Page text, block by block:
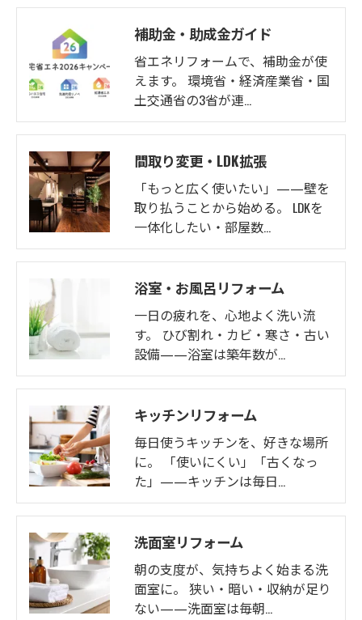
補助金・助成金ガイド
省エネリフォームで、補助金が使
えます。 環境省・経済産業省・国
土交通省の3省が連…
間取り変更・LDK拡張
「もっと広く使いたい」——壁を
取り払うことから始める。 LDKを
一体化したい・部屋数…
浴室・お風呂リフォーム
一日の疲れを、心地よく洗い流
す。 ひび割れ・カビ・寒さ・古い
設備——浴室は築年数が…
キッチンリフォーム
毎日使うキッチンを、好きな場所
に。 「使いにくい」「古くなっ
た」——キッチンは毎日…
洗面室リフォーム
朝の支度が、気持ちよく始まる洗
面室に。 狭い・暗い・収納が足り
ない——洗面室は毎朝…